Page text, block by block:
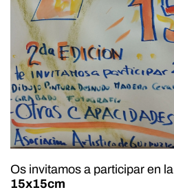
Os invitamos a participar en la
15x15cm